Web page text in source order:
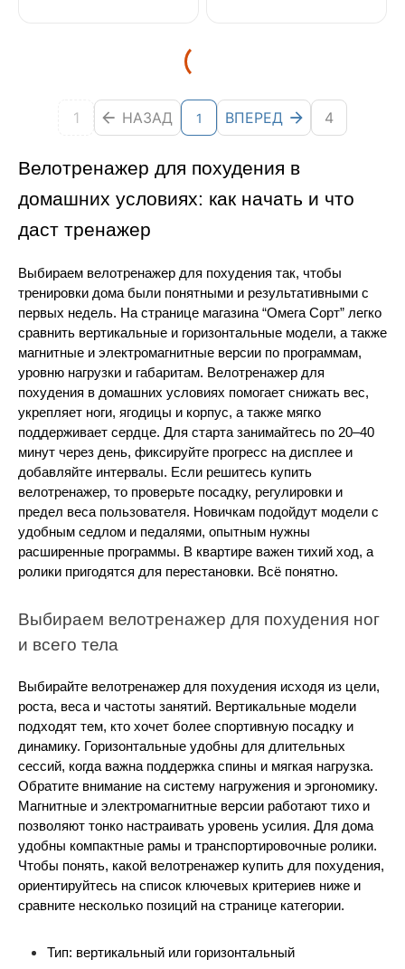
Велотренажер для похудения в
домашних условиях: как начать и что
даст тренажер
Выбираем велотренажер для похудения так, чтобы
тренировки дома были понятными и результативными с
первых недель. На странице магазина “Омега Сорт” легко
сравнить вертикальные и горизонтальные модели, а также
магнитные и электромагнитные версии по программам,
уровню нагрузки и габаритам. Велотренажер для
похудения в домашних условиях помогает снижать вес,
укрепляет ноги, ягодицы и корпус, а также мягко
поддерживает сердце. Для старта занимайтесь по 20–40
минут через день, фиксируйте прогресс на дисплее и
добавляйте интервалы. Если решитесь купить
велотренажер, то проверьте посадку, регулировки и
предел веса пользователя. Новичкам подойдут модели с
удобным седлом и педалями, опытным нужны
расширенные программы. В квартире важен тихий ход, а
ролики пригодятся для перестановки. Всё понятно.
Выбираем велотренажер для похудения ног
и всего тела
Выбирайте велотренажер для похудения исходя из цели,
роста, веса и частоты занятий. Вертикальные модели
подходят тем, кто хочет более спортивную посадку и
динамику. Горизонтальные удобны для длительных
сессий, когда важна поддержка спины и мягкая нагрузка.
Обратите внимание на систему нагружения и эргономику.
Магнитные и электромагнитные версии работают тихо и
позволяют тонко настраивать уровень усилия. Для дома
удобны компактные рамы и транспортировочные ролики.
Чтобы понять, какой велотренажер купить для похудения,
ориентируйтесь на список ключевых критериев ниже и
сравните несколько позиций на странице категории.
Тип: вертикальный или горизонтальный
1 НАЗАД 1 ВПЕРЕД 4